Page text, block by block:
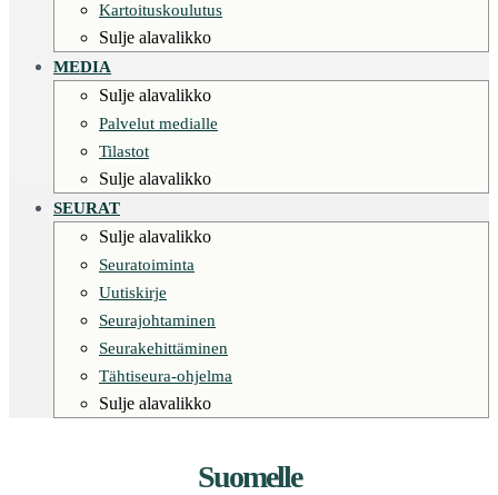
Kartoituskoulutus
Sulje alavalikko
MEDIA
Sulje alavalikko
Palvelut medialle
Tilastot
Sulje alavalikko
SEURAT
Sulje alavalikko
Seuratoiminta
Uutiskirje
Seurajohtaminen
Seurakehittäminen
Tähtiseura-ohjelma
Sulje alavalikko
Suomelle